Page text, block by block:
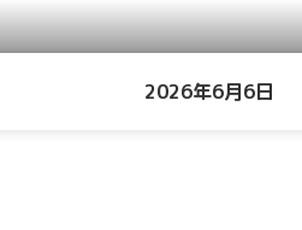
2026年6月6日